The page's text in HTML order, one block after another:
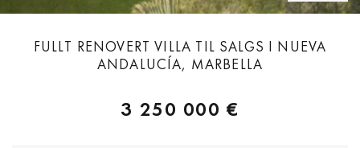
FULLT RENOVERT VILLA TIL SALGS I NUEVA
ANDALUCÍA, MARBELLA
3 250 000 €